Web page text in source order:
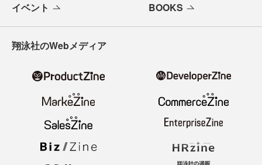
イベント BOOKS
翔泳社のWebメディア